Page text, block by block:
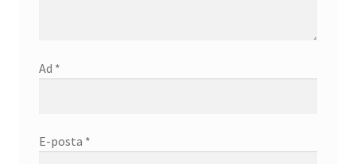
Ad *
E-posta *